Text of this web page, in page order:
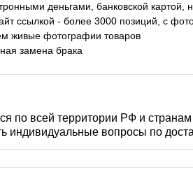
деньгами, банковской картой,
ссылкой - более 3000 позиций, с
живые фотографии товаров
замена брака
по всей территории РФ и
индивидуальные вопросы по